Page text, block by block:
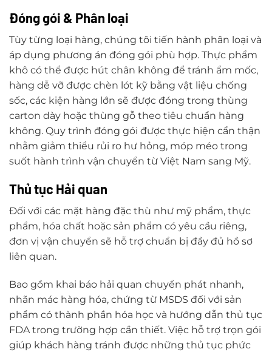
Đóng gói & Phân loại
Tùy từng loại hàng, chúng tôi tiến hành phân loại và
áp dụng phương án đóng gói phù hợp. Thực phẩm
khô có thể được hút chân không để tránh ẩm mốc,
hàng dễ vỡ được chèn lót kỹ bằng vật liệu chống
sốc, các kiện hàng lớn sẽ được đóng trong thùng
carton dày hoặc thùng gỗ theo tiêu chuẩn hàng
không. Quy trình đóng gói được thực hiện cẩn thận
nhằm giảm thiểu rủi ro hư hỏng, móp méo trong
suốt hành trình vận chuyển từ Việt Nam sang Mỹ.
Thủ tục Hải quan
Đối với các mặt hàng đặc thù như mỹ phẩm, thực
phẩm, hóa chất hoặc sản phẩm có yêu cầu riêng,
đơn vị vận chuyển sẽ hỗ trợ chuẩn bị đầy đủ hồ sơ
liên quan.
Bao gồm khai báo hải quan chuyển phát nhanh,
nhãn mác hàng hóa, chứng từ MSDS đối với sản
phẩm có thành phần hóa học và hướng dẫn thủ tục
FDA trong trường hợp cần thiết. Việc hỗ trợ trọn gói
giúp khách hàng tránh được những thủ tục phức